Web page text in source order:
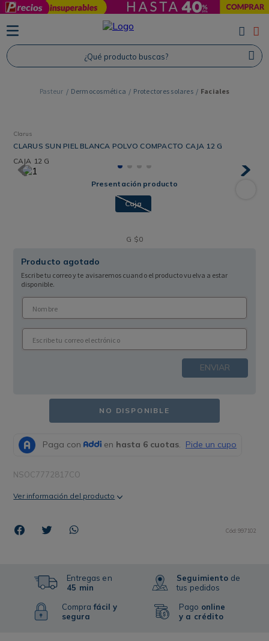
¿Qué producto buscas?
Dermocosmética Protectores solares Faciales
Clarus
CLARUS SUN PIEL BLANCA POLVO COMPACTO CAJA 12 G
CAJA 12 G
Presentación producto
Caja
G $0
Producto agotado
Escribe tu correo y te avisaremos cuando el producto vuelva a estar
disponible.
ENVIAR
NO DISPONIBLE
NSOC7772817CO
Ver información del producto
Cód:997102
Entregas en
45 min
Comprafácil y
segura
Seguimiento de
tus pedidos
Pago online
y a crédito
TÉRMINOS MÁS BUSCADOS
1. Protector Solar
2. Proteina
Shampoo